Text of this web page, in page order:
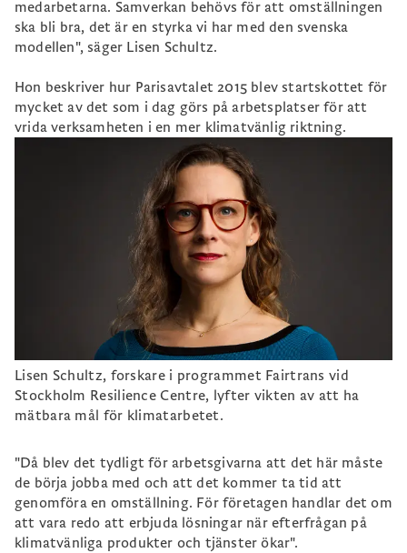
medarbetarna. Samverkan behövs för att omställningen
ska bli bra, det är en styrka vi har med den svenska
modellen", säger Lisen Schultz.
Hon beskriver hur Parisavtalet 2015 blev startskottet för
mycket av det som i dag görs på arbetsplatser för att
vrida verksamheten i en mer klimatvänlig riktning.
Lisen Schultz, forskare i programmet Fairtrans vid
Stockholm Resilience Centre, lyfter vikten av att ha
mätbara mål för klimatarbetet.
"Då blev det tydligt för arbetsgivarna att det här måste
de börja jobba med och att det kommer ta tid att
genomföra en omställning. För företagen handlar det om
att vara redo att erbjuda lösningar när efterfrågan på
klimatvänliga produkter och tjänster ökar".